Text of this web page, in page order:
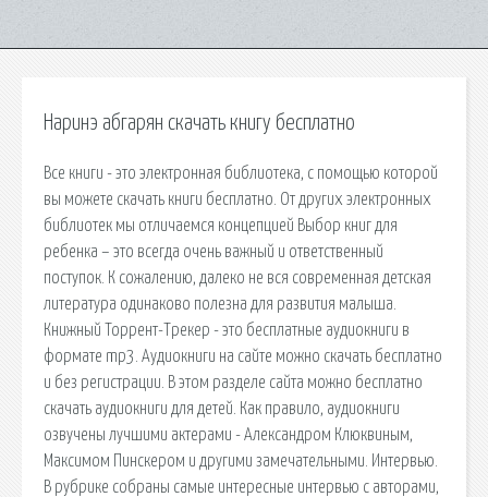
Наринэ абгарян скачать книгу бесплатно
Все книги - это электронная библиотека, с помощью которой
вы можете скачать книги бесплатно. От других электронных
библиотек мы отличаемся концепцией Выбор книг для
ребенка – это всегда очень важный и ответственный
поступок. К сожалению, далеко не вся современная детская
литература одинаково полезна для развития малыша.
Книжный Торрент-Трекер - это бесплатные аудиокниги в
формате mp3. Аудиокниги на сайте можно скачать бесплатно
и без регистрации. В этом разделе сайта можно бесплатно
скачать аудиокниги для детей. Как правило, аудиокниги
озвучены лучшими актерами - Александром Клюквиным,
Максимом Пинскером и другими замечательными. Интервью.
В рубрике собраны самые интересные интервью с авторами,